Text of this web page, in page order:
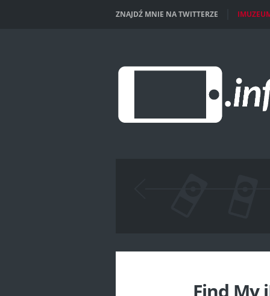
ZNAJDŹ MNIE NA TWITTERZE
Find My